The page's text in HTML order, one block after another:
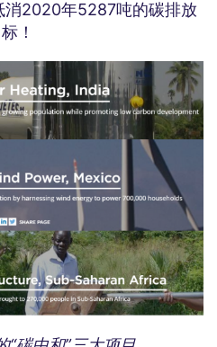
消2020年5287吨的碳排放
！